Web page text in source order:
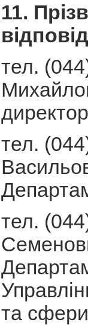
11.
тел.
тел.
тел.
та